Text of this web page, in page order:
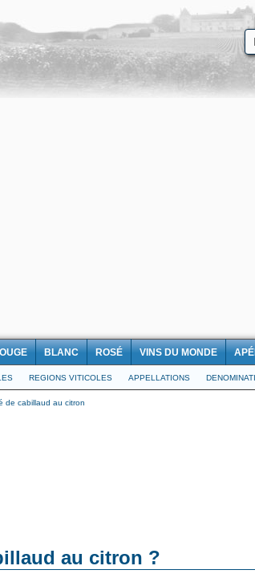
BLANC ROSÉ VINS DU MONDE
REGIONS VITICOLES APPELLATIONS
de cabillaud au citron
au citron ?